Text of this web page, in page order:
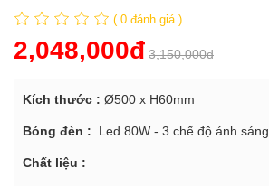
( 0 đánh giá )
2,048,000đ 3,150,000đ
Kích thước : Ø500 x H60mm
Bóng đèn : Led 80W - 3 chế độ ánh sáng
Chất liệu :